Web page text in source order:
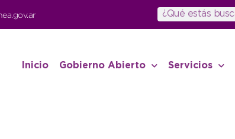
Inicio Gobierno Abierto Servicios